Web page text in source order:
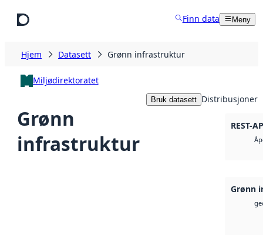
Finn data Meny
Hjem Datasett Grønn infrastruktur
Miljødirektoratet
Grønn
infrastruktur
Bruk datasett Distribusjoner
REST-
Grønn